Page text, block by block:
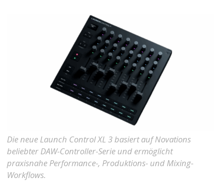
Die neue Launch Control XL 3 basiert auf Novations
beliebter DAW-Controller-Serie und ermöglicht
praxisnahe Performance-, Produktions- und Mixing-
Workflows.